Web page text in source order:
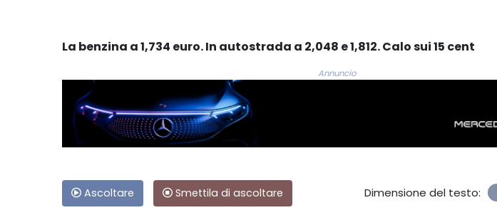
La benzina a 1,734 euro. In autostrada a 2,048 e 1,812. Calo sui 15 cent
Annuncio
Ascoltare Smettila di ascoltare Dimensione del testo: